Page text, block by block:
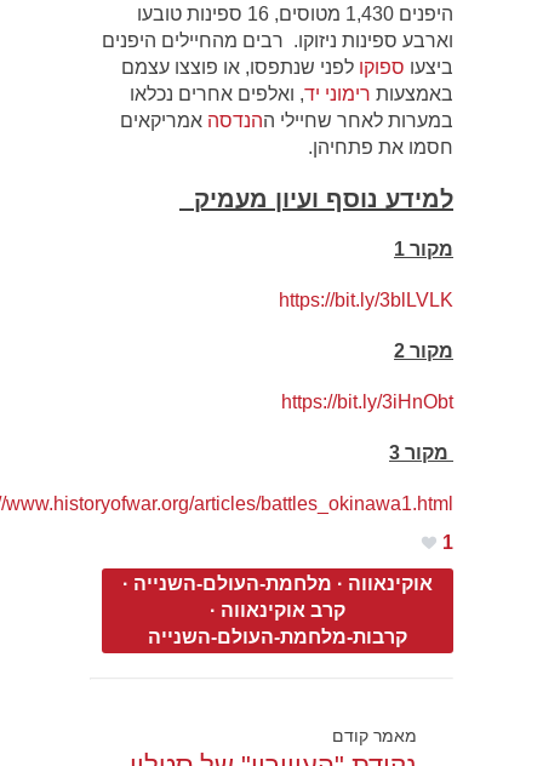
היפנים 1,430 מטוסים, 16 ספינות טובעו
וארבע ספינות ניזוקו. רבים מהחיילים היפנים
ביצעוספוקולפני שנתפסו, או פוצצו עצמם
באמצעותרימוני יד, ואלפים אחרים נכלאו
במערות לאחר שחיילי ההנדסהאמריקאים
חסמו את פתחיהן.
למידע נוסף ועיון מעמיק
מקור 1
https://bit.ly/3blLVLK
מקור 2
https://bit.ly/3iHnObt
מקור 3
http://www.historyofwar.org/articles/battles_okinawa1.html
אוקינאווה·מלחמת-העולם-השנייה·
קרב אוקינאווה·
קרבות-מלחמת-העולם-השנייה
מאמר קודם